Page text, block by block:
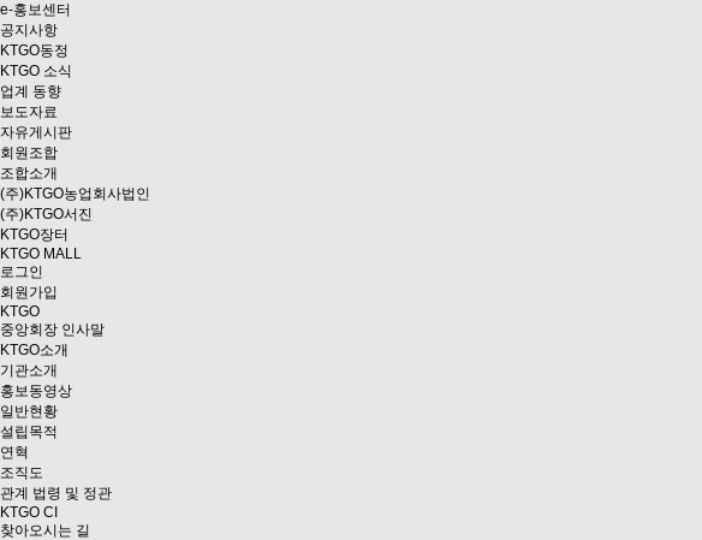
e-홍보센터
공지사항
KTGO동정
KTGO 소식
업계 동향
보도자료
자유게시판
회원조합
조합소개
(주)KTGO농업회사법인
(주)KTGO서진
KTGO장터
KTGO MALL
로그인
회원가입
KTGO
중앙회장 인사말
KTGO소개
기관소개
홍보동영상
일반현황
설립목적
연혁
조직도
관계 법령 및 정관
KTGO CI
찾아오시는 길